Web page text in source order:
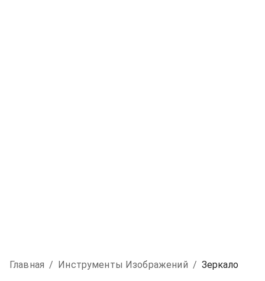
Главная / Инструменты Изображений / Зеркало